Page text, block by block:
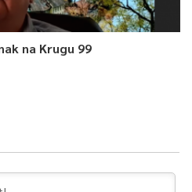
na Krugu 99